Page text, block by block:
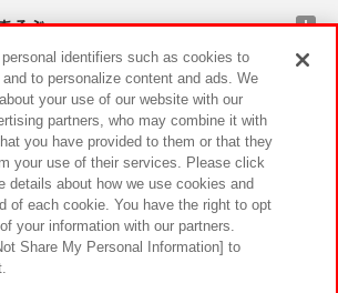
そぶ
ペーン
サステナビリティ サイトポリシー
ー ウェブアクセシビリティ方針と検証結果
まとともに
identifiers such as cookies to
to personalize content and ads. We
your use of our website with our
partners, who may combine it with
you have provided to them or that they
your use of their services. Please click
details about how we use cookies and
of each cookie. You have the right to opt
your information with our partners.
Share My Personal Information] to